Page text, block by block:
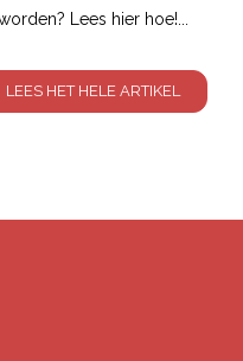
Lees hier hoe!...
LEES HET HELE ARTIKEL